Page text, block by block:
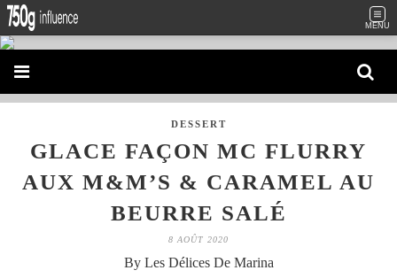
MENU
DESSERT
GLACE FAÇON MC FLURRY
AUX M&M’S & CARAMEL AU
BEURRE SALÉ
8 AOÛT 2020
By Les Délices De Marina